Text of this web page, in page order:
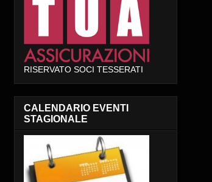
RISERVATO SOCI TESSERATI
CALENDARIO EVENTI
STAGIONALE